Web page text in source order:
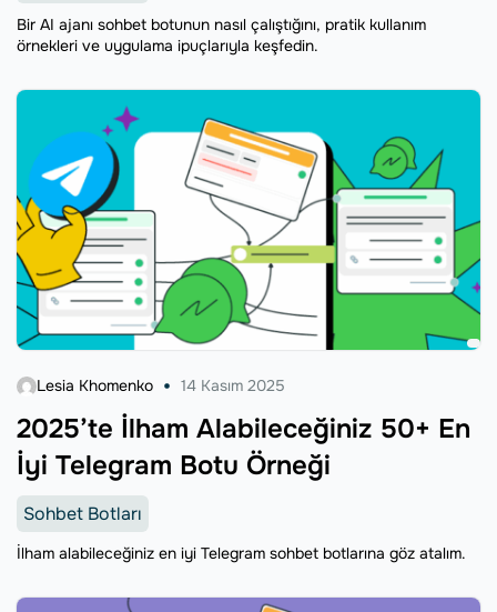
Bir AI ajanı sohbet botunun nasıl çalıştığını, pratik kullanım
örnekleri ve uygulama ipuçlarıyla keşfedin.
2025’te İlham Alabileceğiniz 50+ En
İyi Telegram Botu Örneği
Lesia Khomenko 14 Kasım 2025
Sohbet Botları
İlham alabileceğiniz en iyi Telegram sohbet botlarına göz atalım.